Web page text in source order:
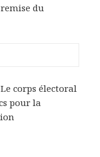
du
corps électoral
pour la